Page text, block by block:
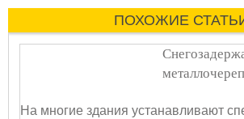
ПОХОЖИЕ
На многие здания устанавливают